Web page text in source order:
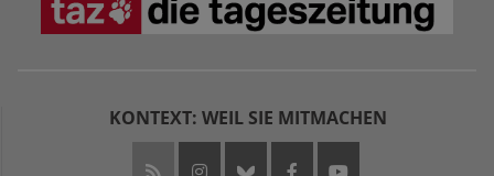
KONTEXT: WEIL SIE MITMACHEN